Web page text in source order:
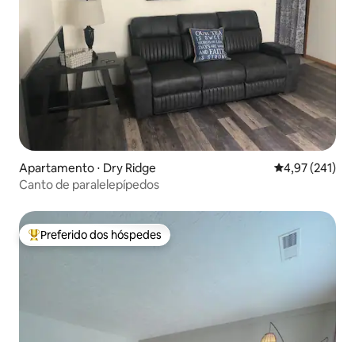
Apartamento ⋅ Dry Ridge 4,97 de uma
4,97 (241)
Canto de paralelepípedos
Entre os melhores preferidos dos hóspedes
Preferido dos hóspedes